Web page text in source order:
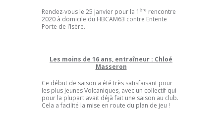
Rendez-vous le 25 janvier pour la 1 ère rencontre
2020 à domicile du HBCAM63 contre Entente
Porte de l’Isère.
Les moins de 16 ans, entraîneur : Chloé
Masseron
Ce début de saison a été très satisfaisant pour
les plus jeunes Volcaniques, avec un collectif qui
pour la plupart avait déjà fait une saison au club.
Cela a facilité la mise en route du plan de jeu !